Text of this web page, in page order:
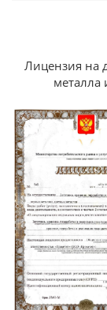
Лицензия на
металла